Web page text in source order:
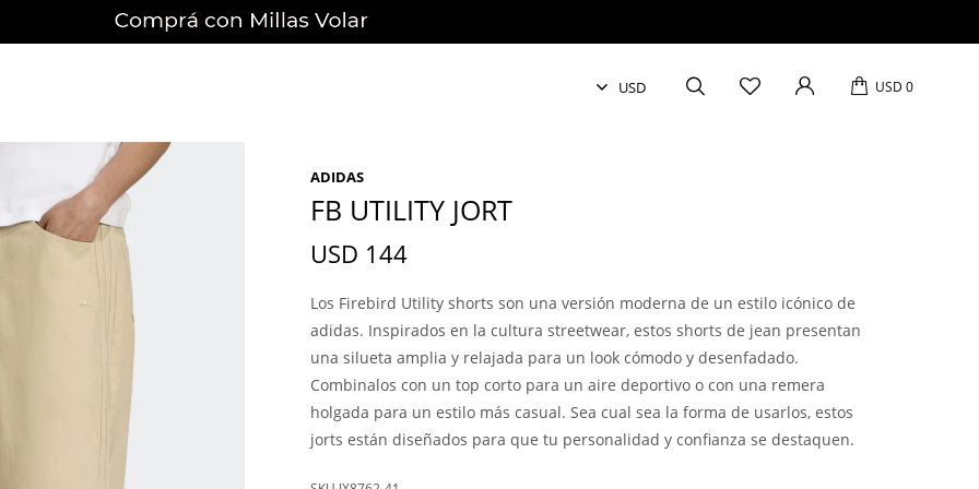
USD 0
ADIDAS
FB UTILITY JORT
USD 144
Los Firebird Utility shorts son una versión moderna de un estilo icónico de
adidas. Inspirados en la cultura streetwear, estos shorts de jean presentan
una silueta amplia y relajada para un look cómodo y desenfadado.
Combinalos con un top corto para un aire deportivo o con una remera
holgada para un estilo más casual. Sea cual sea la forma de usarlos, estos
jorts están diseñados para que tu personalidad y confianza se destaquen.